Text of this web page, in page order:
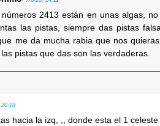
números 2413 están en unas algas,
las pistas, siempre das pistas
me da mucha rabia que nos
pistas que das son las verdaderas.
20:18
hacia la izq, ,, donde esta el 1